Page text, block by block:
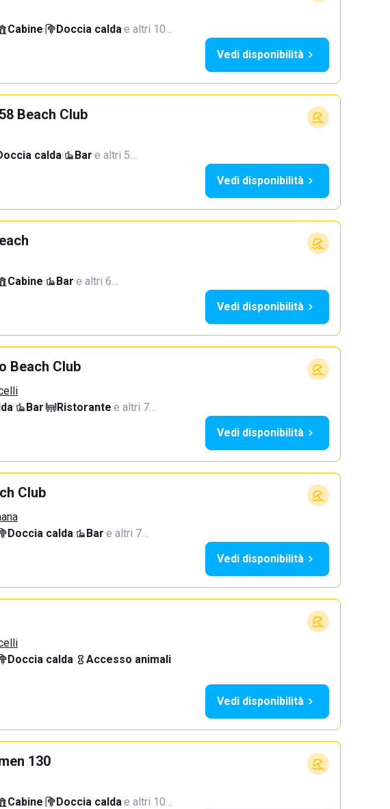
Cabine· Doccia calda·e altri 10…
Vedi disponibilità
Beach Club
calda· Bar·e altri 5…
Vedi disponibilità
Cabine· Bar·e altri 6…
Vedi disponibilità
Beach Club
· Bar· Ristorante·e altri 7…
Vedi disponibilità
Club
Doccia calda· Bar·e altri 7…
Vedi disponibilità
Doccia calda· Accesso animali·
Vedi disponibilità
130
Cabine· Doccia calda·e altri 10…